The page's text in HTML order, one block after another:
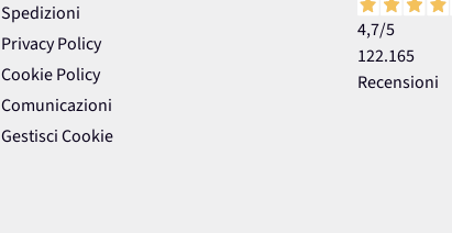
Spedizioni
Privacy Policy
Cookie Policy
Comunicazioni
Gestisci Cookie
4,7/5
122.165
Recensioni